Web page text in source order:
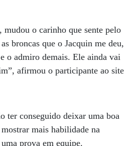
mudou o carinho que sente pelo
broncas que o Jacquin me deu,
o admiro demais. Ele ainda vai
afirmou o participante ao site
ter conseguido deixar uma boa
mais habilidade na
prova em equipe.